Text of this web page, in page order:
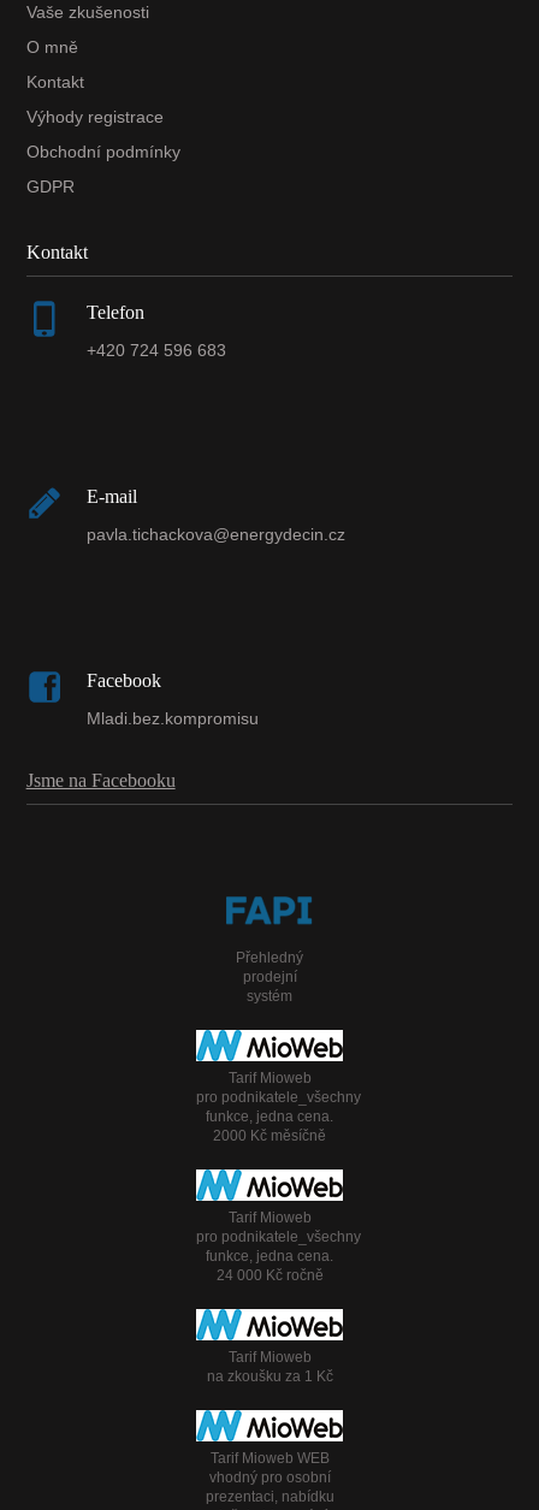
Vaše zkušenosti
O mně
Kontakt
Výhody registrace
Obchodní podmínky
GDPR
Kontakt
Telefon
+420 724 596 683
E-mail
pavla.tichackova@energydecin.cz
Facebook
Mladi.bez.kompromisu
Jsme na Facebooku
Přehledný
prodejní
systém
Tarif Mioweb
pro podnikatele_všechny
funkce, jedna cena.
2000 Kč měsíčně
Tarif Mioweb
pro podnikatele_všechny
funkce, jedna cena.
24 000 Kč ročně
Tarif Mioweb
na zkoušku za 1 Kč
Tarif Mioweb WEB
vhodný pro osobní
prezentaci, nabídku